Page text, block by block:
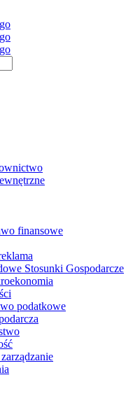
finansowe
Stosunki Gospodarcze
podatkowe